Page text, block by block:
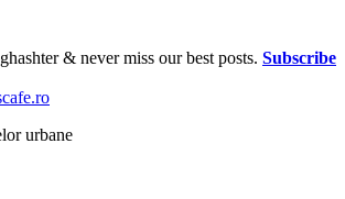
& never miss our best posts. Subscribe
urbane